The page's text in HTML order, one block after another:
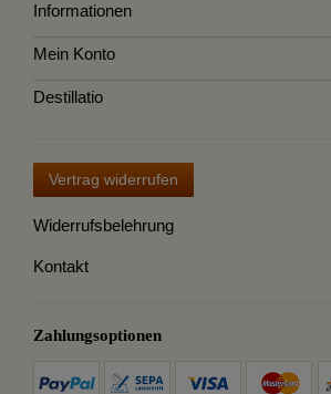
Informationen
Mein Konto
Destillatio
Vertrag widerrufen
Widerrufsbelehrung
Kontakt
Zahlungsoptionen